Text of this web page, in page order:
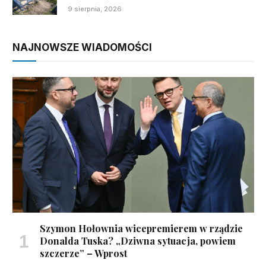
9 sierpnia, 2026
NAJNOWSZE WIADOMOŚCI
Szymon Hołownia wicepremierem w rządzie
Donalda Tuska? „Dziwna sytuacja, powiem
szczerze” – Wprost